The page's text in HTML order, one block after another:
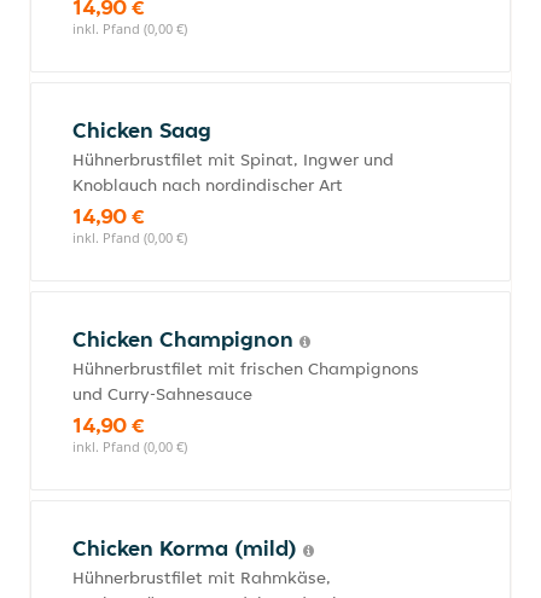
14,90 €
inkl. Pfand (0,00 €)
Chicken Saag
Hühnerbrustfilet mit Spinat, Ingwer und
Knoblauch nach nordindischer Art
14,90 €
inkl. Pfand (0,00 €)
Chicken Champignon
Hühnerbrustfilet mit frischen Champignons
und Curry-Sahnesauce
14,90 €
inkl. Pfand (0,00 €)
Chicken Korma (mild)
Hühnerbrustfilet mit Rahmkäse,